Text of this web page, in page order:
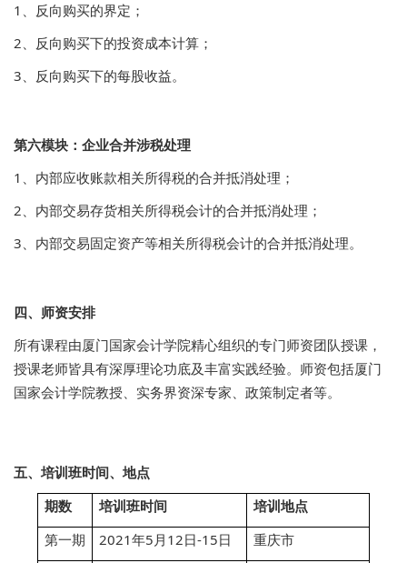
1、反向购买的界定；
2、反向购买下的投资成本计算；
3、反向购买下的每股收益。
第六模块：企业合并涉税处理
1、内部应收账款相关所得税的合并抵消处理；
2、内部交易存货相关所得税会计的合并抵消处理；
3、内部交易固定资产等相关所得税会计的合并抵消处理。
四、师资安排
所有课程由厦门国家会计学院精心组织的专门师资团队授课，
授课老师皆具有深厚理论功底及丰富实践经验。师资包括厦门
国家会计学院教授、实务界资深专家、政策制定者等。
五、培训班时间、地点
期数
培训班时间
培训地点
第一期
2021年5月12日-15日
重庆市